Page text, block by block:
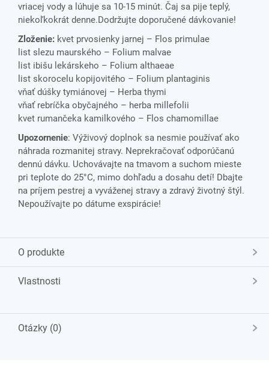
vriacej vody a lúhuje sa 10-15 minút. Čaj sa pije teplý,
niekoľkokrát denne.Dodržujte doporučené dávkovanie!
Zloženie: kvet prvosienky jarnej – Flos primulae
list slezu maurského – Folium malvae
list ibišu lekárskeho – Folium althaeae
list skorocelu kopijovitého – Folium plantaginis
vňať dúšky tymiánovej – Herba thymi
vňať rebríčka obyčajného – herba millefolii
kvet rumančeka kamilkového – Flos chamomillae
Upozornenie: Výživový doplnok sa nesmie používať ako
náhrada rozmanitej stravy. Neprekračovať odporúčanú
dennú dávku. Uchovávajte na tmavom a suchom mieste
pri teplote do 25°C, mimo dohľadu a dosahu detí! Dbajte
na príjem pestrej a vyváženej stravy a zdravý životný štýl.
Nepoužívajte po dátume exspirácie!
O produkte
Vlastnosti
Otázky (0)